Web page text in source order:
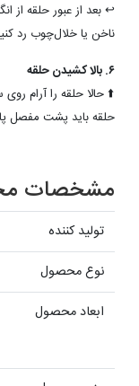
↩️ بعد از عبور حلقه از
ناخن یا خلال‌چوب رد
۶. بالا کشیدن حلقه
⬆️ حالا حلقه را آرام روی
حلقه باید پشت مفصل پا
مشخصات
تولید کننده
نوع محصول
ابعاد محصول